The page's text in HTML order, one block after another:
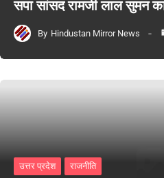
सपा सांसद रामजी लाल सुमन
By Hindustan Mirror News
उत्तर प्रदेश राजनीति